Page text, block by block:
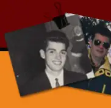
Sitio oficial